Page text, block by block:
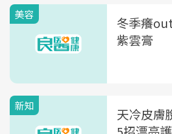
美容
冬季癢
紫雲膏
新知
天冷皮